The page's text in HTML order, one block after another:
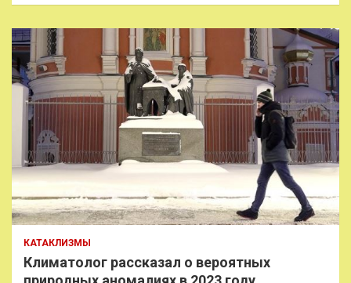
КАТАКЛИЗМЫ
Климатолог рассказал о вероятных